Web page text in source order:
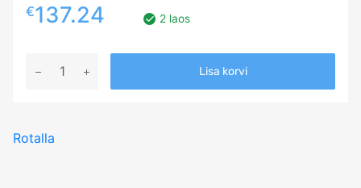
€137.24 2 laos
ROTALLA
XL
Lisa korvi
Rotalla